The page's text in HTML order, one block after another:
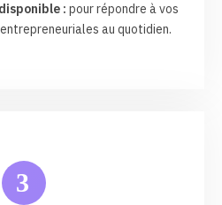
: pour répondre à vos
au quotidien.
3